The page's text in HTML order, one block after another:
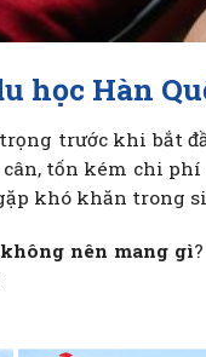
học Hàn
trước khi bắt
tốn kém chi
khó khăn trong
nên mang gì